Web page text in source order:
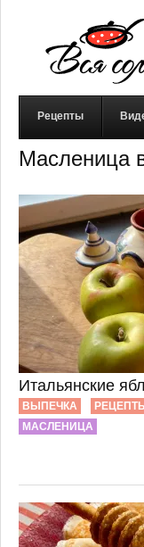
Рецепты
Масленица
Итальянские
ВЫПЕЧКА
МАСЛЕНИЦА